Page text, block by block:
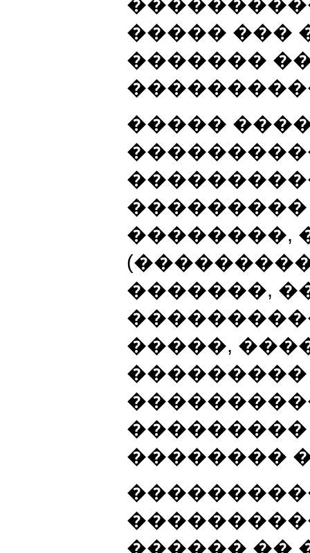
����� ���
�������
�����
��������,
�������,
�����,
��������
������ ��